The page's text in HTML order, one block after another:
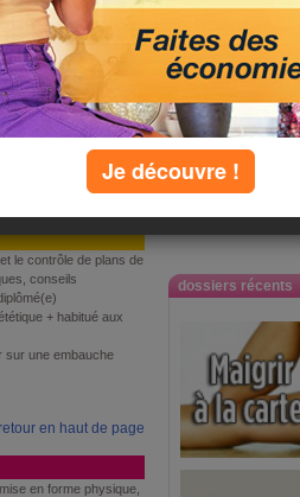
dossiers récents
minceur, animations
Rédaction
spécifiques des
(audio et vidéo)
le contrôle de plans de
conseils
+ habitué aux
sur une embauche
retour en haut de page
en forme physique,
Je découvre !